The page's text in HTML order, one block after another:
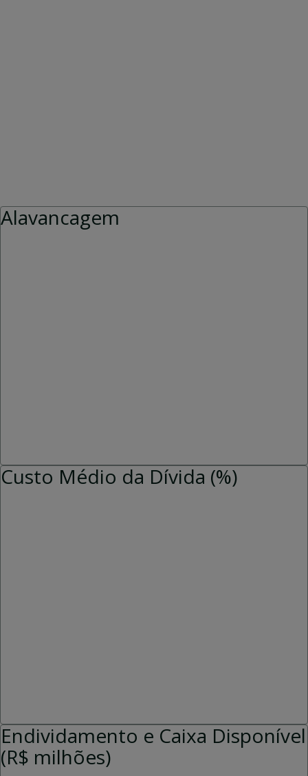
Alavancagem
Custo Médio da Dívida (%)
Endividamento e Caixa Disponível
(R$ milhões)